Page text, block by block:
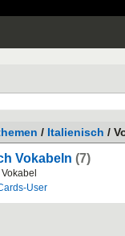
/ Italienisch /
Vokabeln (7)
User